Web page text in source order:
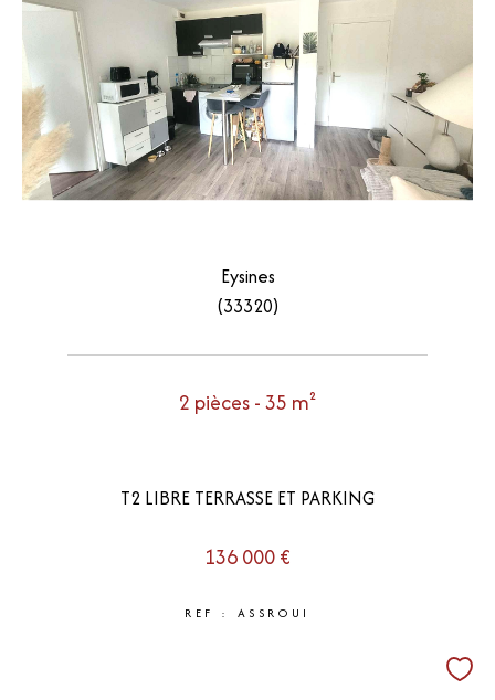
Eysines
(33320)
2 pièces - 35 m²
T2 LIBRE TERRASSE ET PARKING
136 000 €
REF : ASSROUI